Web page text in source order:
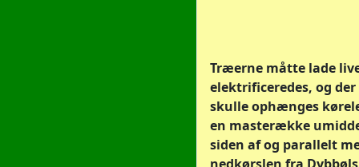
Træerne måtte lade
elektrificeredes, og der
skulle ophænges
en masterække
siden af og parallelt